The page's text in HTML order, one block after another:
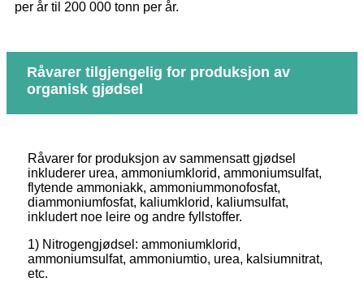
per år til 200 000 tonn per år.
Råvarer tilgjengelig for produksjon av
organisk gjødsel
Råvarer for produksjon av sammensatt gjødsel
inkluderer urea, ammoniumklorid, ammoniumsulfat,
flytende ammoniakk, ammoniummonofosfat,
diammoniumfosfat, kaliumklorid, kaliumsulfat,
inkludert noe leire og andre fyllstoffer.
1) Nitrogengjødsel: ammoniumklorid,
ammoniumsulfat, ammoniumtio, urea, kalsiumnitrat,
etc.